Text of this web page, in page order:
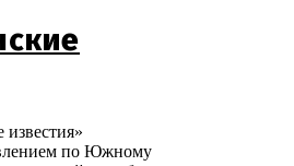
известия»
по Южному